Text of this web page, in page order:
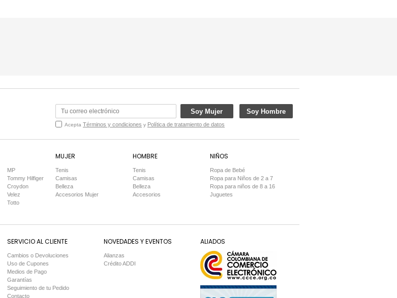
Soy Mujer Soy Hombre
Acepta Términos y condiciones y Política de tratamiento de datos
MP
Tommy Hilfiger
Croydon
Velez
Totto
MUJER
Tenis
Camisas
Belleza
Accesorios Mujer
HOMBRE
Tenis
Camisas
Belleza
Accesorios
NIÑOS
Ropa de Bebé
Ropa para Niños de 2 a 7
Ropa para niños de 8 a 16
Juguetes
SERVICIO AL CLIENTE
Cambios o Devoluciones
Uso de Cupones
Medios de Pago
Garantías
Seguimiento de tu Pedido
Contacto
NOVEDADES Y EVENTOS
Alianzas
Crédito ADDI
ALIADOS